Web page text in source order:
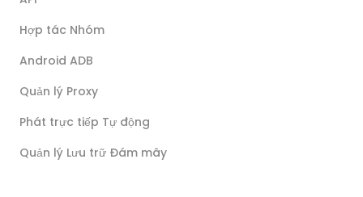
Hợp tác Nhóm
Android ADB
Quản lý Proxy
Phát trực tiếp Tự động
Quản lý Lưu trữ Đám mây